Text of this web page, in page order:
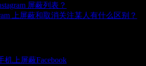
屏蔽列表？
上屏蔽和取消关注某人有什么区别？
机上屏蔽Facebook